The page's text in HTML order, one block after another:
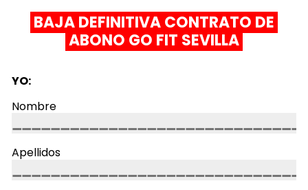
BAJA DEFINITIVA CONTRATO DE
ABONO GO FIT SEVILLA
YO:
Nombre
Apellidos